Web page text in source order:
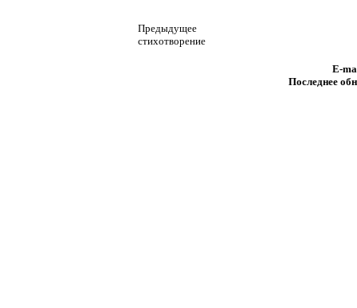
Предыдущее
стихотворение
E-
Последнее